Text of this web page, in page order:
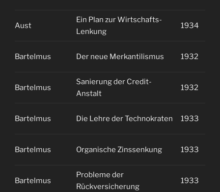
Aust
Ein Plan zur Wirtschafts-
Lenkung
1934
Bartelmus Der neue Merkantilismus 1932
Bartelmus
Sanierung der Credit-
Anstalt
1932
Bartelmus Die Lehre der Technokraten 1933
Bartelmus Organische Zinssenkung 1933
Bartelmus
Probleme der
Rückversicherung
1933